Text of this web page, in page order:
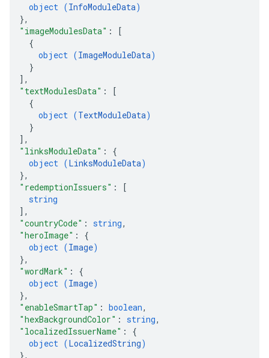
object (InfoModuleData)
},
"imageModulesData" :
[
{
object (ImageModuleData)
}
] ,
"textModulesData" :
[
{
object (TextModuleData)
}
] ,
"linksModuleData" : {
object (LinksModuleData)
},
"redemptionIssuers" :
[
string
] ,
"countryCode" : string,
"heroImage" : {
object (Image)
},
"wordMark" : {
object (Image)
},
"enableSmartTap" : boolean,
"hexBackgroundColor" : string,
"localizedIssuerName" : {
object (LocalizedString)
},